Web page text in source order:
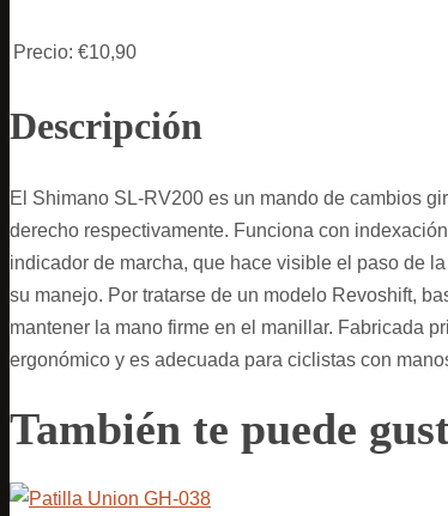
Precio: €10,90
Descripción
El Shimano SL-RV200 es un mando de cambios
derecho respectivamente. Funciona con
indicador de marcha, que hace visible el paso de
su manejo. Por tratarse de un modelo Revoshift,
mantener la mano firme en el manillar. Fabricada
ergonómico y es adecuada para ciclistas con
También te puede